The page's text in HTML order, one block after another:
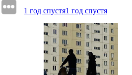
1 год спустя1 год спустя